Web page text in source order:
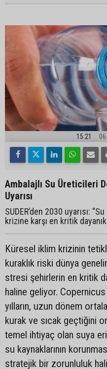
15:21
Ambalajlı Su Üreticileri
Uyarısı
SUDER’den 2030 uyarısı:
krizine karşı en kritik
Küresel iklim krizinin
kuraklık riski dünya
stresi şehirlerin en kritik
haline geliyor.
yılların, uzun dönem
kurak ve sıcak geçtiğini
temel ihtiyaç olan suya
su kaynaklarının
stratejik bir zorunluluk